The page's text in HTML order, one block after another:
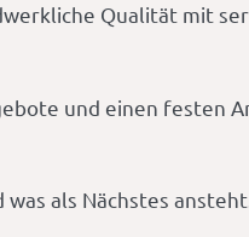
Qualität mit
und einen festen
als Nächstes ansteht.